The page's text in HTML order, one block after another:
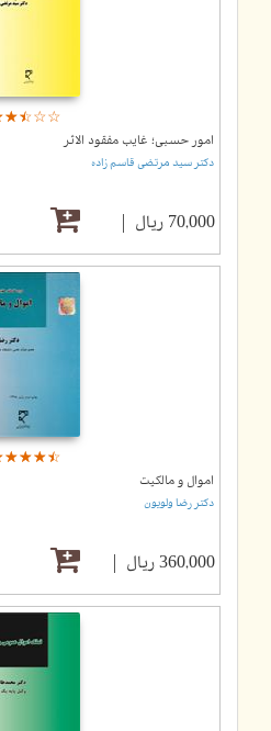
☆☆☆☆
★★★★
امور حسبی؛ غایب مفقود الاثر
دکتر سید مرتضی قاسم زاده
70,000 ریال
☆☆☆☆
★★★★
اموال و مالکیت
دکتر رضا ولویون
360,000 ریال